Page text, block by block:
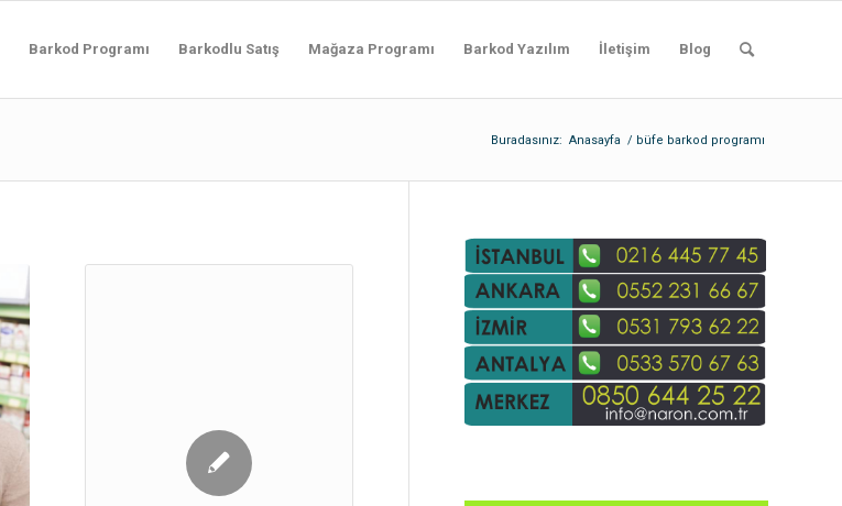
Barkod Programı Barkodlu Satış Mağaza Programı Barkod Yazılım İletişim Blog
Buradasınız: Anasayfa / büfe barkod programı